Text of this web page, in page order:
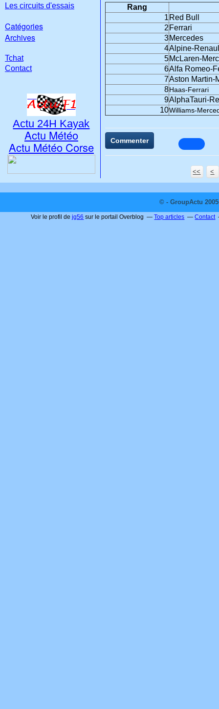
Rang
1 Red Bull
2 Ferrari
3Mercedes
4Alpine-
5McLaren-
6Alfa Romeo-
7Aston Martin-
8Haas-Ferrari
9AlphaTauri-
10Williams-
Commenter
<< <
Les circuits d'essais
Catégories
Archives
Tchat
Contact
Actu 24H Kayak
Actu Météo
Actu Météo Corse
© - GroupActu
Voir le profil dejg56 sur le portail Overblog Top articles Contact